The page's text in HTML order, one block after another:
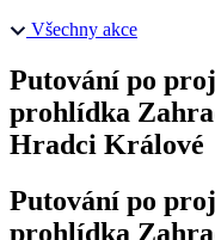
Všechny akce
Putování po
prohlídka
Hradci Králové
Putování po
prohlídka